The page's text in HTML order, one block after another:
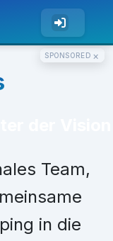
SPONSORED ×
Team,
in die